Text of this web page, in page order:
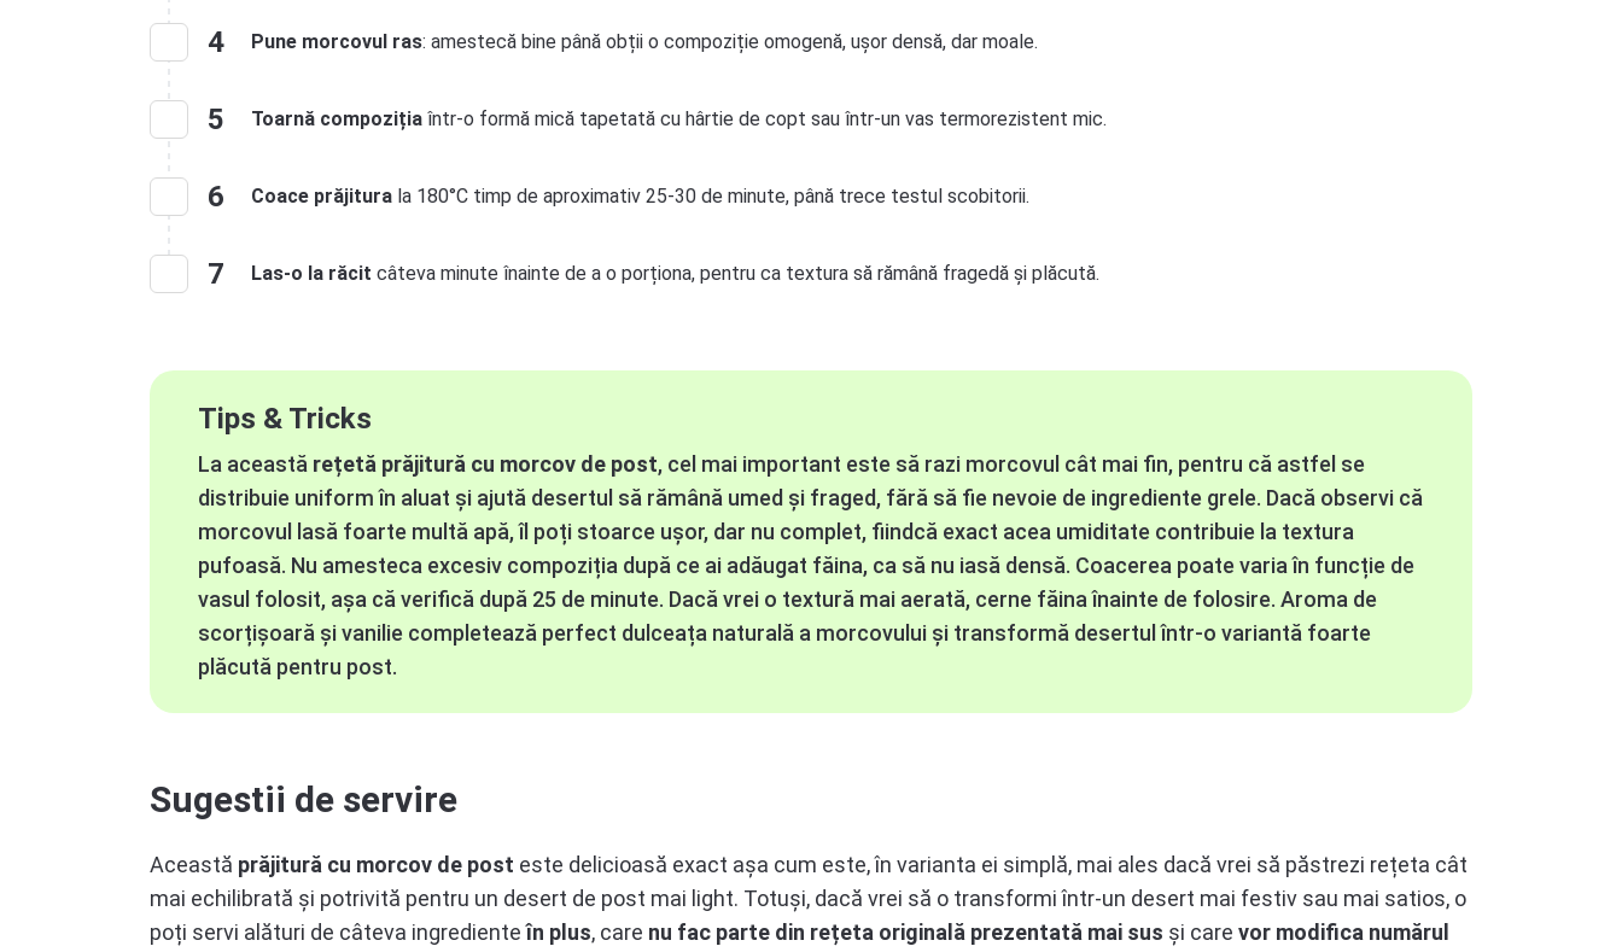
4 Pune morcovul ras: amestecă bine până obții o compoziție omogenă, ușor densă, dar moale.
5 Toarnă compoziția într-o formă mică tapetată cu hârtie de copt sau într-un vas termorezistent mic.
6 Coace prăjitura la 180°C timp de aproximativ 25-30 de minute, până trece testul scobitorii.
7 Las-o la răcit câteva minute înainte de a o porționa, pentru ca textura să rămână fragedă și plăcută.
Tips & Tricks
La această rețetă prăjitură cu morcov de post, cel mai important este să razi morcovul cât mai fin, pentru că astfel se
distribuie uniform în aluat și ajută desertul să rămână umed și fraged, fără să fie nevoie de ingrediente grele. Dacă observi că
morcovul lasă foarte multă apă, îl poți stoarce ușor, dar nu complet, fiindcă exact acea umiditate contribuie la textura
pufoasă. Nu amesteca excesiv compoziția după ce ai adăugat făina, ca să nu iasă densă. Coacerea poate varia în funcție de
vasul folosit, așa că verifică după 25 de minute. Dacă vrei o textură mai aerată, cerne făina înainte de folosire. Aroma de
scorțișoară și vanilie completează perfect dulceața naturală a morcovului și transformă desertul într-o variantă foarte
plăcută pentru post.
Sugestii de servire
Această prăjitură cu morcov de post este delicioasă exact așa cum este, în varianta ei simplă, mai ales dacă vrei să păstrezi rețeta cât
mai echilibrată și potrivită pentru un desert de post mai light. Totuși, dacă vrei să o transformi într-un desert mai festiv sau mai satios, o
poți servi alături de câteva ingredienteîn plus, care nu fac parte din rețeta originală prezentată mai sus și care vor modifica numărul